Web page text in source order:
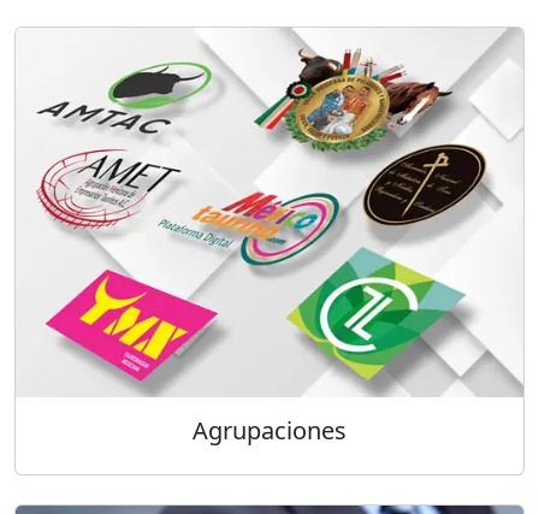
Agrupaciones